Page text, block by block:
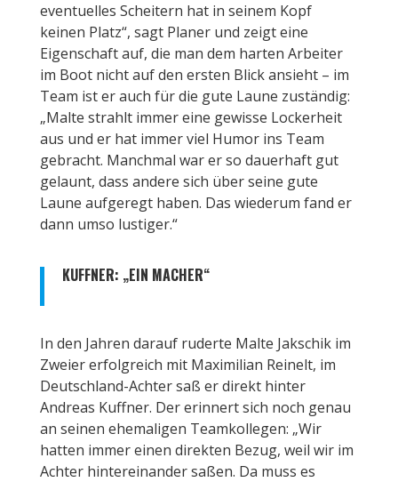
eventuelles Scheitern hat in seinem Kopf
keinen Platz“, sagt Planer und zeigt eine
Eigenschaft auf, die man dem harten Arbeiter
im Boot nicht auf den ersten Blick ansieht – im
Team ist er auch für die gute Laune zuständig:
„Malte strahlt immer eine gewisse Lockerheit
aus und er hat immer viel Humor ins Team
gebracht. Manchmal war er so dauerhaft gut
gelaunt, dass andere sich über seine gute
Laune aufgeregt haben. Das wiederum fand er
dann umso lustiger.“
KUFFNER: „EIN MACHER“
In den Jahren darauf ruderte Malte Jakschik im
Zweier erfolgreich mit Maximilian Reinelt, im
Deutschland-Achter saß er direkt hinter
Andreas Kuffner. Der erinnert sich noch genau
an seinen ehemaligen Teamkollegen: „Wir
hatten immer einen direkten Bezug, weil wir im
Achter hintereinander saßen. Da muss es